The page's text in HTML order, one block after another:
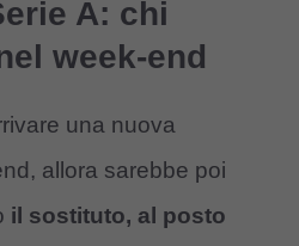
A: chi
week-end
una nuova
allora sarebbe poi
il sostituto, al posto